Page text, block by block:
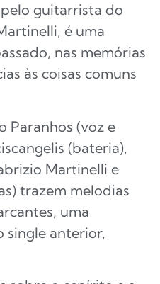
guitarrista do
é uma
nas memórias
às coisas comuns
Paranhos (voz e
(bateria),
Martinelli e
trazem melodias
uma
single anterior,